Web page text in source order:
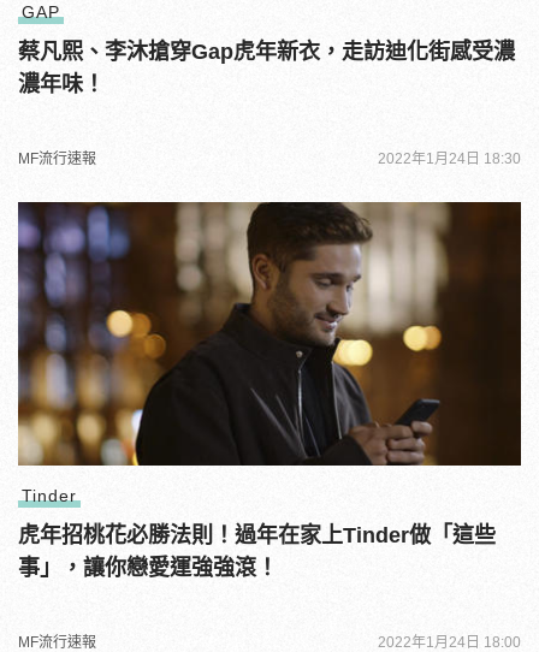
GAP
蔡凡熙、李沐搶穿Gap虎年新衣，走訪迪化街感受濃
濃年味！
MF流行速報 2022年1月24日 18:30
Tinder
虎年招桃花必勝法則！過年在家上Tinder做「這些
事」，讓你戀愛運強強滾！
MF流行速報 2022年1月24日 18:00